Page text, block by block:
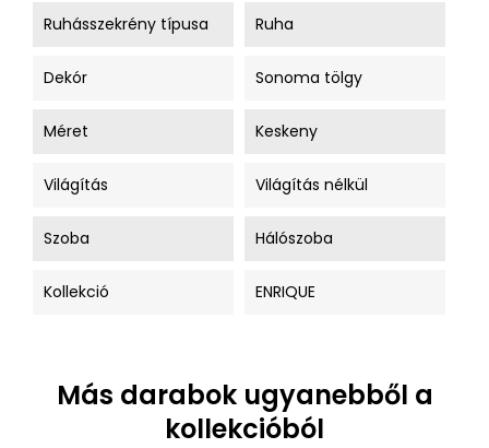
Ruhásszekrény típusa Ruha
Dekór Sonoma tölgy
Méret Keskeny
Világítás Világítás nélkül
Szoba Hálószoba
Kollekció ENRIQUE
Más darabok ugyanebből a
kollekcióból